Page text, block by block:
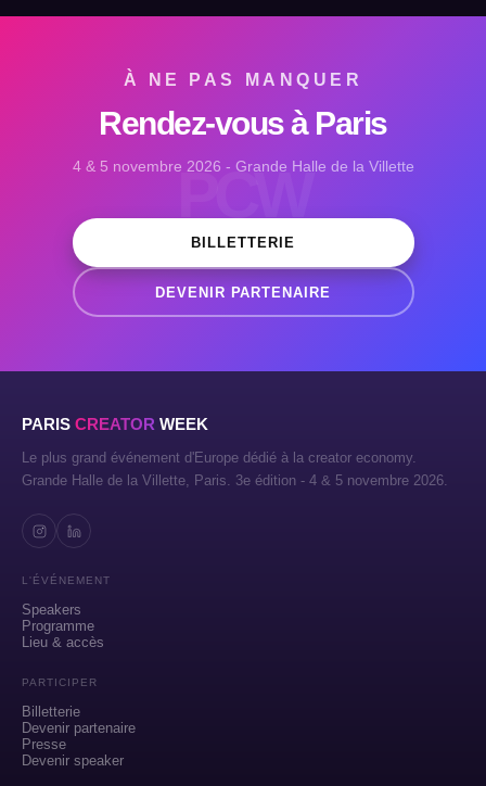
PCW
À NE PAS MANQUER
Rendez-vous à Paris
4 & 5 novembre 2026 - Grande Halle de la Villette
BILLETTERIE
DEVENIR PARTENAIRE
PARIS CREATOR WEEK
Le plus grand événement d'Europe dédié à la creator economy.
Grande Halle de la Villette, Paris. 3e édition - 4 & 5 novembre 2026.
L'ÉVÉNEMENT
Speakers
Programme
Lieu & accès
PARTICIPER
Billetterie
Devenir partenaire
Presse
Devenir speaker